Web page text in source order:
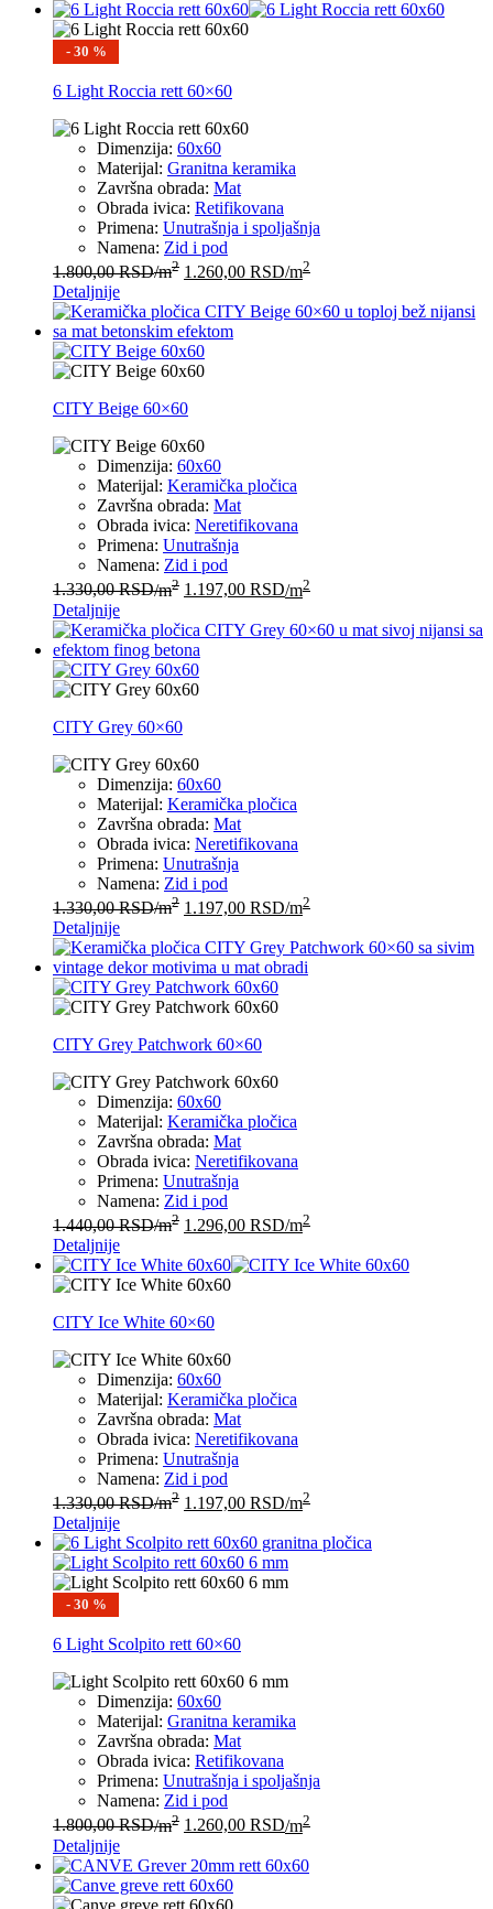
- 30 %
6 Light Roccia rett 60×60
Dimenzija: 60x60
Materijal: Granitna keramika
Završna obrada: Mat
Obrada ivica: Retifikovana
Primena: Unutrašnja i spoljašnja
Namena: Zid i pod
1.800,00RSD/m2 1.260,00 RSD/m2
Detaljnije
CITY Beige 60×60
Dimenzija: 60x60
Materijal: Keramička pločica
Završna obrada: Mat
Obrada ivica: Neretifikovana
Primena: Unutrašnja
Namena: Zid i pod
1.330,00RSD/m2 1.197,00 RSD/m2
Detaljnije
CITY Grey 60×60
Dimenzija: 60x60
Materijal: Keramička pločica
Završna obrada: Mat
Obrada ivica: Neretifikovana
Primena: Unutrašnja
Namena: Zid i pod
1.330,00RSD/m2 1.197,00 RSD/m2
Detaljnije
CITY Grey Patchwork 60×60
Dimenzija: 60x60
Materijal: Keramička pločica
Završna obrada: Mat
Obrada ivica: Neretifikovana
Primena: Unutrašnja
Namena: Zid i pod
1.440,00RSD/m2 1.296,00 RSD/m2
Detaljnije
CITY Ice White 60×60
Dimenzija: 60x60
Materijal: Keramička pločica
Završna obrada: Mat
Obrada ivica: Neretifikovana
Primena: Unutrašnja
Namena: Zid i pod
1.330,00RSD/m2 1.197,00 RSD/m2
Detaljnije
- 30 %
6 Light Scolpito rett 60×60
Dimenzija: 60x60
Materijal: Granitna keramika
Završna obrada: Mat
Obrada ivica: Retifikovana
Primena: Unutrašnja i spoljašnja
Namena: Zid i pod
1.800,00RSD/m2 1.260,00 RSD/m2
Detaljnije